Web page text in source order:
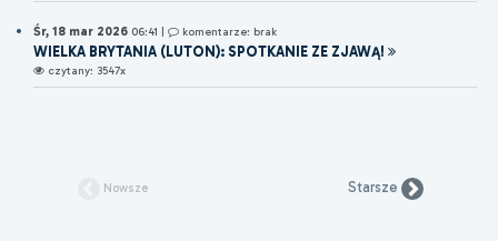
Śr, 18 mar 2026 06:41 komentarze: brak
WIELKA BRYTANIA (LUTON): SPOTKANIE ZE ZJAWĄ!
czytany: 3547x
Nowsze Starsze